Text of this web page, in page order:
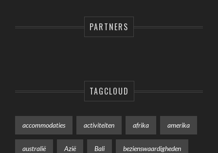
PARTNERS
TAGCLOUD
accommodaties activiteiten afrika amerika
australië Azië Bali bezienswaardigheden